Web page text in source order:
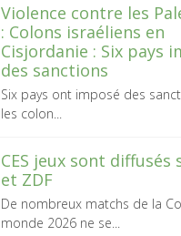
Violence contre les
: Colons israéliens en
Cisjordanie : Six pays
des sanctions
Six pays ont imposé des
les colon...
CES jeux sont diffusés
et ZDF
De nombreux matchs de la
monde 2026 ne se...